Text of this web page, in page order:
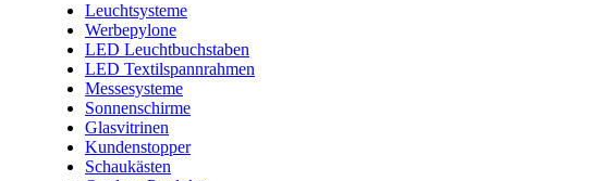
Leuchtsysteme
Werbepylone
LED Leuchtbuchstaben
LED Textilspannrahmen
Messesysteme
Sonnenschirme
Glasvitrinen
Kundenstopper
Schaukästen